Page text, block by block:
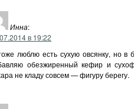
Инна:
в 19:22
люблю есть сухую овсянку, но в
обезжиренный кефир и
не кладу совсем — фигуру берегу.